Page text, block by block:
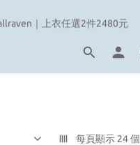
🎉On/HOKA 新品陸續上架
每頁顯示 24 個